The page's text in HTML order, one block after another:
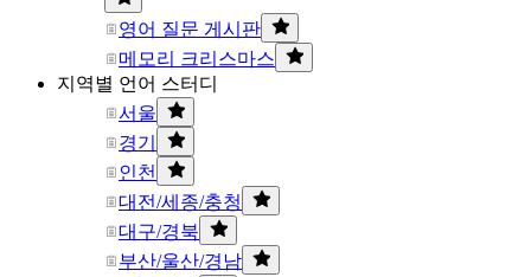
영어 질문 게시판
메모리 크리스마스
지역별 언어 스터디
서울
경기
인천
대전/세종/충청
대구/경북
부산/울산/경남